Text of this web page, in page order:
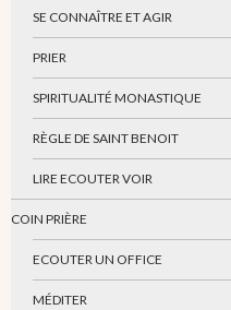
SE CONNAÎTRE ET AGIR
PRIER
SPIRITUALITÉ MONASTIQUE
RÈGLE DE SAINT BENOIT
LIRE ECOUTER VOIR
COIN PRIÈRE
ECOUTER UN OFFICE
MÉDITER